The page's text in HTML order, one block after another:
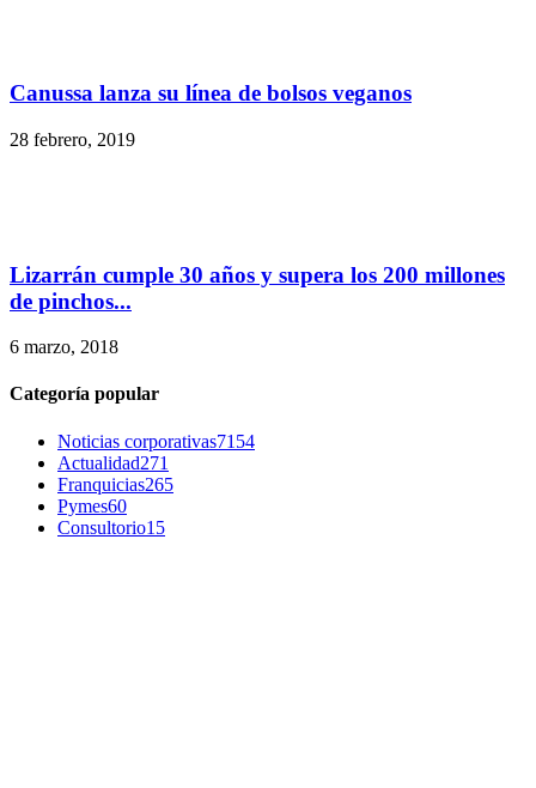
Canussa lanza su línea de bolsos veganos
28 febrero, 2019
Lizarrán cumple 30 años y supera los 200 millones
de pinchos...
6 marzo, 2018
Categoría popular
Noticias corporativas7154
Actualidad271
Franquicias265
Pymes60
Consultorio15